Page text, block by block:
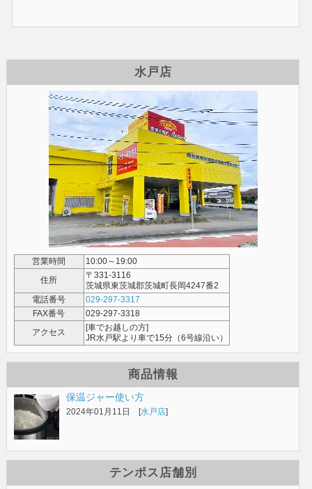
水戸店
営業時間
10:00～19:00
住所
〒331-3116
茨城県東茨城郡茨城町長岡4247番2
電話番号
029-297-3317
FAX番号
029-297-3318
アクセス
[車でお越しの方]
JR水戸駅より車で15分（6号線沿い）
商品情報
保温ジャー使い方
2024年01月11日 [水戸店]
テンポス店舗別